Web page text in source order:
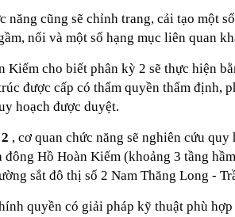
năng cũng sẽ chỉnh trang, cải tạo một
nổi và một số hạng mục liên quan
Kiếm cho biết phân kỳ 2 sẽ thực hiện
được cấp có thẩm quyền thẩm định,
hoạch được duyệt.
, cơ quan chức năng sẽ nghiên cứu
đông Hồ Hoàn Kiếm (khoảng 3 tầng
sắt đô thị số 2 Nam Thăng Long -
quyền có giải pháp kỹ thuật phù